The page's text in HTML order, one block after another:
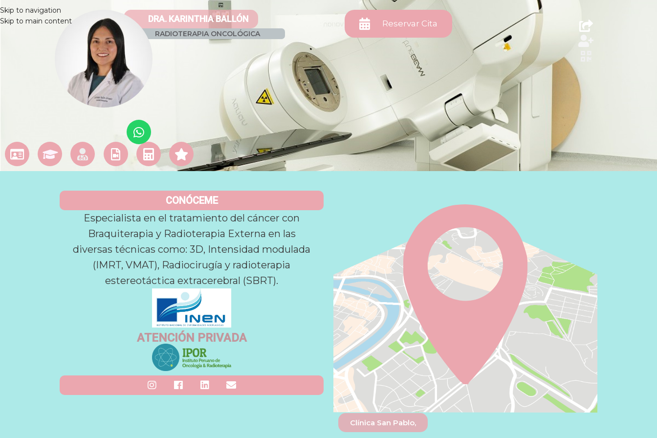
Skip to navigation
Skip to main content
DRA. KARINTHIA BALLÓN
RADIOTERAPIA ONCOLÓGICA
Reservar Cita
CONÓCEME
Especialista en el tratamiento del cáncer con
Braquiterapia y Radioterapia Externa en las
diversas técnicas como: 3D, Intensidad modulada
(IMRT, VMAT), Radiocirugía y radioterapia
estereotáctica extracerebral (SBRT).
ATENCIÓN PRIVADA
Clínica San Pablo,